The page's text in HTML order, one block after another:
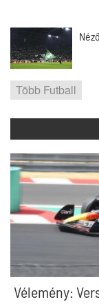
Több Futball
Vélemény: